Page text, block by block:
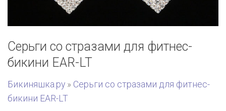
Серьги со стразами для фитнес-
бикини EAR-LT
Бикиняшка.ру » Серьги со стразами для фитнес-
бикини EAR-LT